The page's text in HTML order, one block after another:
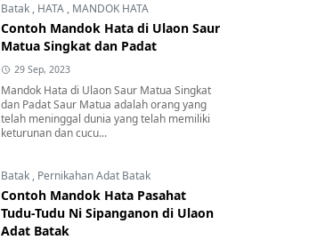
Batak , HATA , MANDOK HATA
Contoh Mandok Hata di Ulaon Saur
Matua Singkat dan Padat
29 Sep, 2023
Mandok Hata di Ulaon Saur Matua Singkat
dan Padat Saur Matua adalah orang yang
telah meninggal dunia yang telah memiliki
keturunan dan cucu...
Batak , Pernikahan Adat Batak
Contoh Mandok Hata Pasahat
Tudu-Tudu Ni Sipanganon di Ulaon
Adat Batak